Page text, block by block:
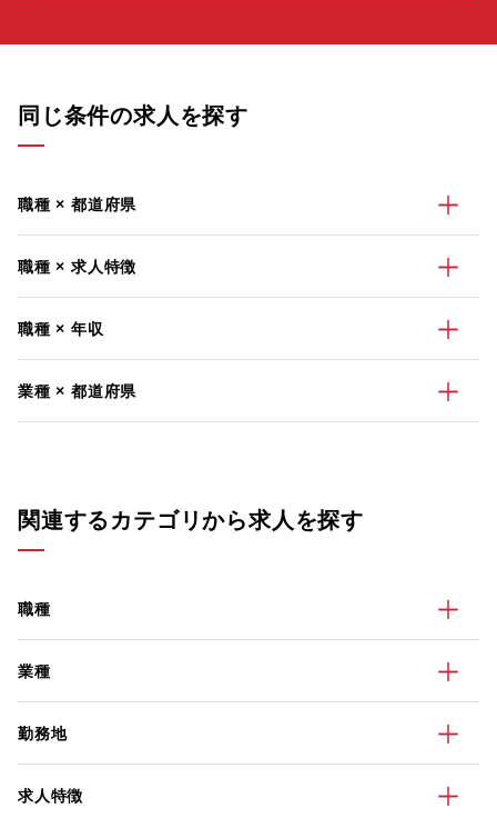
同じ条件の求人を探す
職種 × 都道府県
職種 × 求人特徴
職種 × 年収
業種 × 都道府県
関連するカテゴリから求人を探す
職種
業種
勤務地
求人特徴